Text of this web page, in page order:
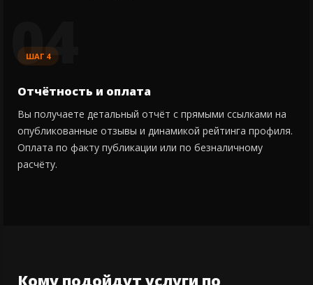
04
ШАГ 4
Отчётность и оплата
Вы получаете детальный отчёт с прямыми ссылками на
опубликованные отзывы и динамикой рейтинга профиля.
Оплата по факту публикации или по безналичному
расчёту.
Кому подойдут услуги по